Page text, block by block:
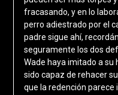
fracasando, y en lo
perro adiestrado por el
padre sigue ahí,
seguramente los dos
Wade haya imitado a su
sido capaz de rehacer
que la redención